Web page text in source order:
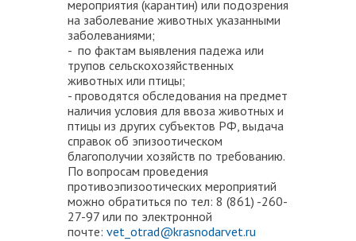
мероприятия (карантин) или подозрения
на заболевание животных указанными
заболеваниями;
- по фактам выявления падежа или
трупов сельскохозяйственных
животных или птицы;
- проводятся обследования на предмет
наличия условия для ввоза животных и
птицы из других субъектов РФ, выдача
справок об эпизоотическом
благополучии хозяйств по требованию.
По вопросам проведения
противоэпизоотических мероприятий
можно обратиться по тел: 8 (861) -260-
27-97 или по электронной
почте: vet_otrad@krasnodarvet.ru